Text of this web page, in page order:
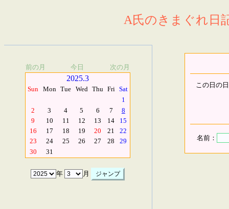
A氏のきまぐれ日
前の月 今日 次の月
2025.3
Sun Mon Tue Wed Thu Fri Sat
1
2
3 4 5 6 7
8
9
10 11 12 13 14
15
16
17 18 19 20 21
22
23
24 25 26 27 28
29
30
31
年 月
この日の
名前：